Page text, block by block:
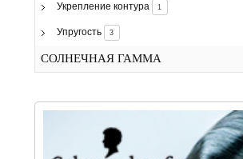
Укрепление контура 1
Упругость 3
СОЛНЕЧНАЯ ГАММА